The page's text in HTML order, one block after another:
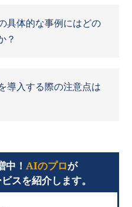
具体的な事例にはどの
？
導入する際の注意点は
！ AIのプロが
スを紹介します。